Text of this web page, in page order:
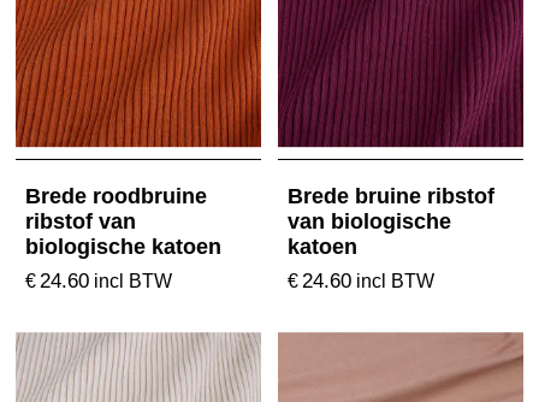
Brede roodbruine
ribstof van
biologische katoen
€24.60 incl BTW
Brede bruine ribstof
van biologische
katoen
€24.60 incl BTW